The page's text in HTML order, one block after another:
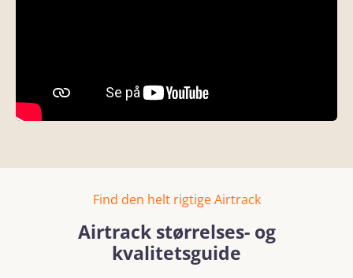
Find den helt rigtige Airtrack
Airtrack størrelses- og
kvalitetsguide